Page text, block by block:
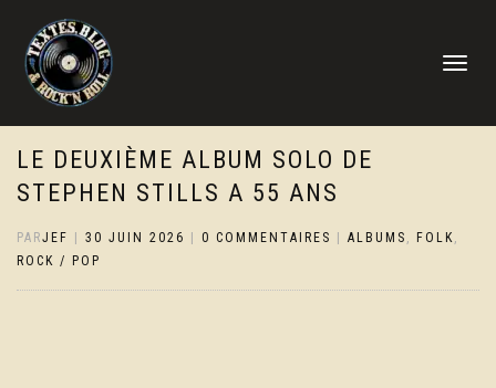
DÉPLIER
LE DEUXIÈME ALBUM SOLO DE
STEPHEN STILLS A 55 ANS
PARJEF 30 JUIN 2026 0 COMMENTAIRES ALBUMS , FOLK,
ROCK / POP